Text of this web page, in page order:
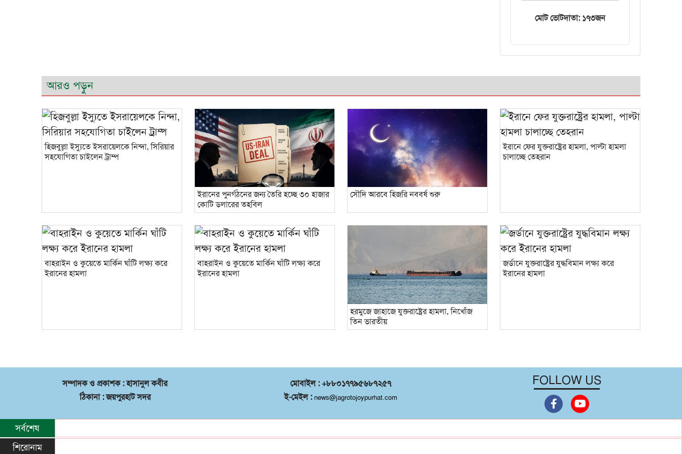
আড়াই ঘণ্টা আটকা
মোট ভোটদাতা: ১৭৩জন
আরও পড়ুন
হিজবুল্লা ইস্যুতে ইসরায়েলকে নিন্দা, সিরিয়ার
সহযোগিতা চাইলেন ট্রাম্প
ইরানের পুনর্গঠনের জন্য তৈরি হচ্ছে ৩০ হাজার
কোটি ডলারের তহবিল
সৌদি আরবে হিজরি নববর্ষ শুরু
ইরানে ফের যুক্তরাষ্ট্রের হামলা, পাল্টা হামলা
চালাচ্ছে তেহরান
বাহরাইন ও কুয়েতে মার্কিন ঘাঁটি লক্ষ্য করে
ইরানের হামলা
বাহরাইন ও কুয়েতে মার্কিন ঘাঁটি লক্ষ্য করে
ইরানের হামলা
হরমুজে জাহাজে যুক্তরাষ্ট্রের হামলা, নিখোঁজ
তিন ভারতীয়
জর্ডানে যুক্তরাষ্ট্রের যুদ্ধবিমান লক্ষ্য করে
ইরানের হামলা
সম্পাদক ও প্রকাশক : হাসানুল কবীর
ঠিকানা : জয়পুরহাট সদর
মোবাইল : +৮৮০১৭৭৯৫৬৮৭২৫৭
ই-মেইল : news@jagrotojoypurhat.com
FOLLOW US
সর্বশেষ
শিরোনাম